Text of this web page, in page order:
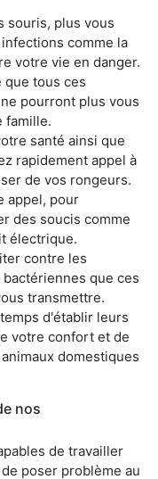
souris, plus vous
comme la
votre vie en danger.
que tous ces
pourront plus vous
famille.
santé ainsi que
rapidement appel à
de vos rongeurs.
appel, pour
des soucis comme
électrique.
contre les
que ces
transmettre.
d'établir leurs
votre confort et de
domestiques
nos
de travailler
poser problème au